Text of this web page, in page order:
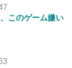
このゲーム嫌い